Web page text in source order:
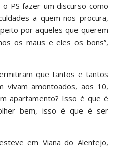
PS fazer um discurso como
a quem nos procura,
por aqueles que querem
os maus e eles os bons”,
que tantos e tantos
vivam amontoados, aos 10,
apartamento? Isso é que é
bem, isso é que é ser
em Viana do Alentejo,